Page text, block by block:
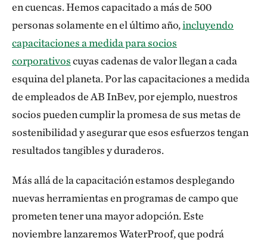
en cuencas. Hemos capacitado a más de 500
personas solamente en el último año,incluyendo
capacitaciones a medida para socios
corporativoscuyas cadenas de valor llegan a cada
esquina del planeta. Por las capacitaciones a medida
de empleados de AB InBev, por ejemplo, nuestros
socios pueden cumplir la promesa de sus metas de
sostenibilidad y asegurar que esos esfuerzos tengan
resultados tangibles y duraderos.
Más allá de la capacitación estamos desplegando
nuevas herramientas en programas de campo que
prometen tener una mayor adopción. Este
noviembre lanzaremos WaterProof, que podrá